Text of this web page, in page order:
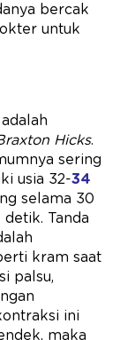
bercak
untuk
Hicks.
sering
usia 32-34
selama 30
Tanda
kram saat
palsu,
ini
maka